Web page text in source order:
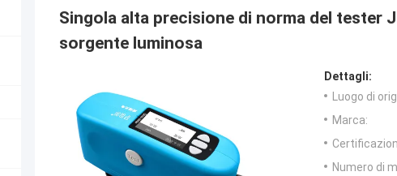
Singola alta precisione di norma del tester
sorgente luminosa
Dettagli:
Luogo di
Marca:
Numero di